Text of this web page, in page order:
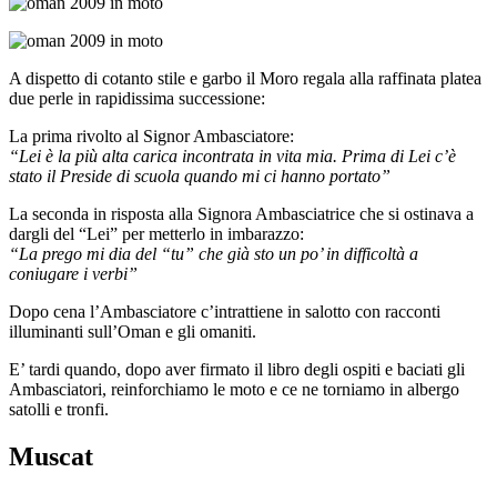
A dispetto di cotanto stile e garbo il Moro regala alla raffinata platea
due perle in rapidissima successione:
La prima rivolto al Signor Ambasciatore:
“Lei è la più alta carica incontrata in vita mia. Prima di Lei c’è
stato il Preside di scuola quando mi ci hanno portato”
La seconda in risposta alla Signora Ambasciatrice che si ostinava a
dargli del “Lei” per metterlo in imbarazzo:
“La prego mi dia del “tu” che già sto un po’ in difficoltà a
coniugare i verbi”
Dopo cena l’Ambasciatore c’intrattiene in salotto con racconti
illuminanti sull’Oman e gli omaniti.
E’ tardi quando, dopo aver firmato il libro degli ospiti e baciati gli
Ambasciatori, reinforchiamo le moto e ce ne torniamo in albergo
satolli e tronfi.
Muscat